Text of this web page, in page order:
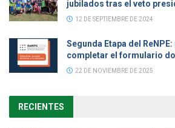
jubilados tras el veto
12 DE SEPTIEMBRE DE 2024
Segunda Etapa del
completar el formulario
22 DE NOVIEMBRE DE 2025
RECIENTES